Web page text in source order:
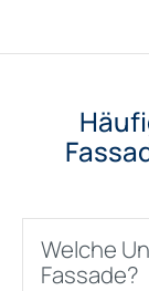
Welche
Fassade?